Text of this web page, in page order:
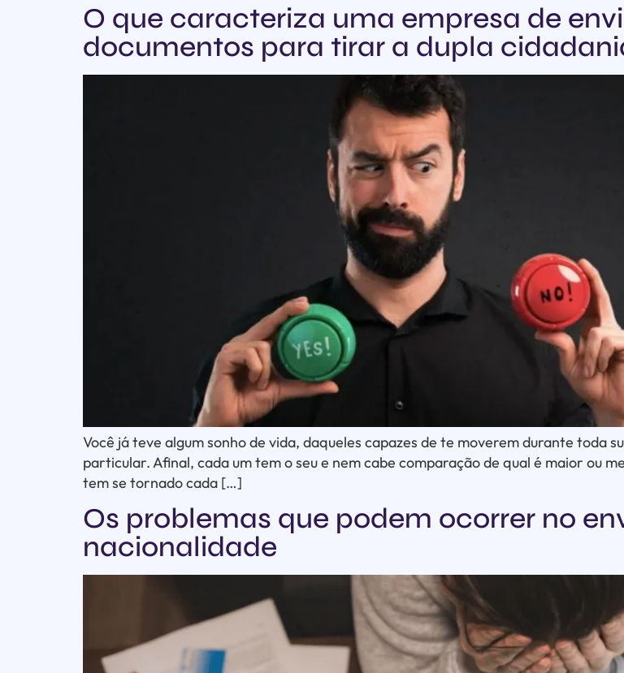
O que caracteriza uma empresa de
documentos para tirar a dupla
Você já teve algum sonho de vida, daqueles capazes de te moverem durante toda
particular. Afinal, cada um tem o seu e nem cabe comparação de qual é maior ou
tem se tornado cada […]
Os problemas que podem ocorrer no
nacionalidade